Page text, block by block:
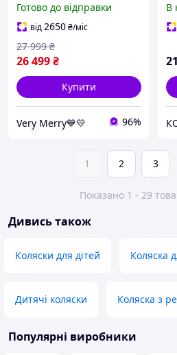
Sand (бежевий колір)
Готово до відправки
від2650₴/міс
26 499₴
27 999 ₴
Купити
Very Merry💙💛 96%
В
1 2 3
Показано 1 - 29
Дивись також
Коляски для дітей Коляска
Дитячі коляски Коляска з
Популярні виробники